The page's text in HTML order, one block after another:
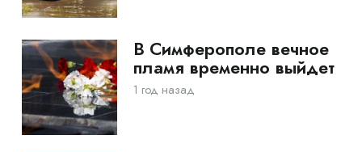
В Симферополе вечное
пламя временно выйдет
1 год назад